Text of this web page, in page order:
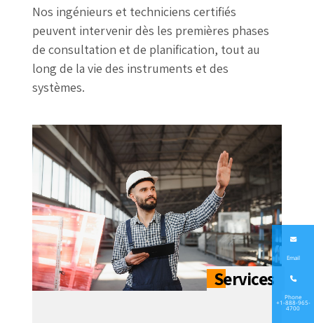
Nos ingénieurs et techniciens certifiés
peuvent intervenir dès les premières phases
de consultation et de planification, tout au
long de la vie des instruments et des
systèmes.
Email
Phone
+1-888-965-
4700